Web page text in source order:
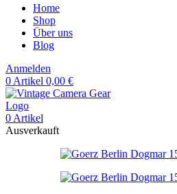
Home
Shop
Über uns
Blog
Anmelden
0 Artikel 0,00 €
0 Artikel
Ausverkauft